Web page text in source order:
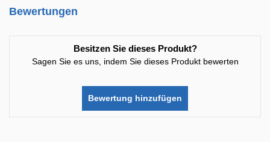
Bewertungen
Besitzen Sie dieses Produkt?
Sagen Sie es uns, indem Sie dieses Produkt bewerten
Bewertung hinzufügen